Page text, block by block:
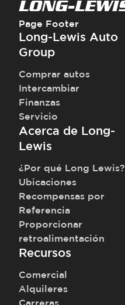
Page Footer
Long-Lewis Auto
Group
Comprar autos
Intercambiar
Finanzas
Servicio
Acerca de Long-
Lewis
¿Por qué Long Lewis?
Ubicaciones
Recompensas por
Referencia
Proporcionar
retroalimentación
Recursos
Comercial
Alquileres
Carreras